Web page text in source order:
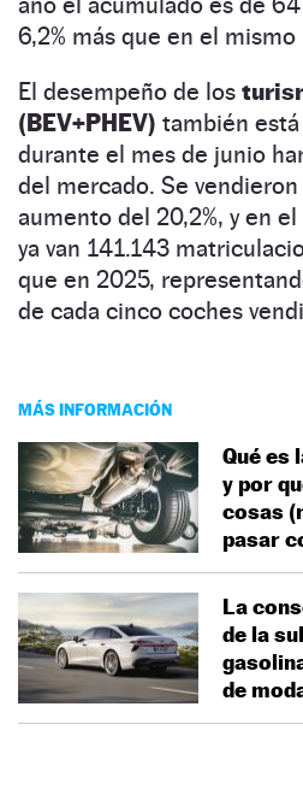
6,2% más que en el
El desempeño de los
(BEV+PHEV) también
durante el mes de junio
del mercado. Se
aumento del 20,2%, y en
ya van 141.143
que en 2025,
de cada cinco coches
MÁS INFORMACIÓN
Qué es
y por
cosas
pasar
La
de la
de